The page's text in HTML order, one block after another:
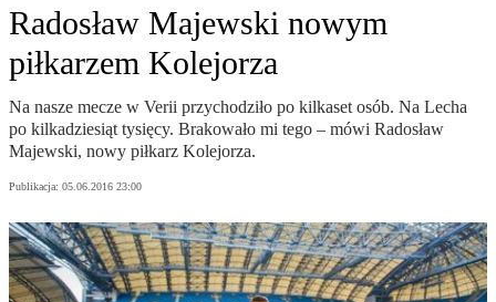
Radosław Majewski nowym
piłkarzem Kolejorza
Na nasze mecze w Verii przychodziło po kilkaset osób. Na Lecha
po kilkadziesiąt tysięcy. Brakowało mi tego – mówi Radosław
Majewski, nowy piłkarz Kolejorza.
Publikacja: 05.06.2016 23:00